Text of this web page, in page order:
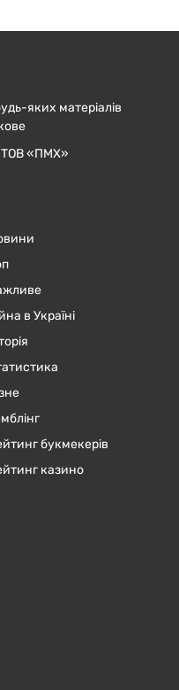
яких матеріалів
ТОВ «ПМХ»
в Україні
букмекерів
казино